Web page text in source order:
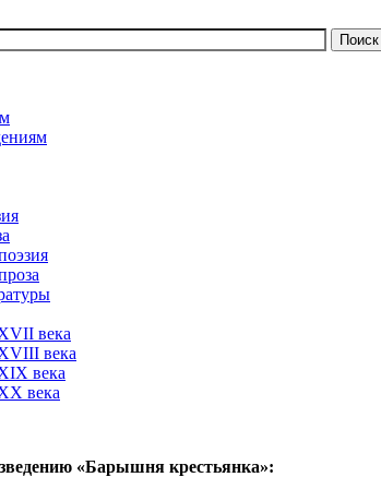
века
века
века
века
«Барышня крестьянка»: